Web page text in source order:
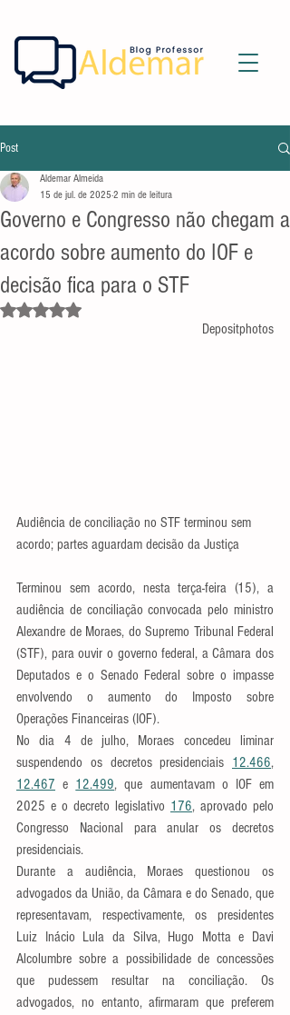
Post
Governo e Congresso não chegam a
acordo sobre aumento do IOF e
decisão fica para o STF
Aldemar Almeida
15 de jul. de 2025 2 min de leitura
Avaliado com NaN de 5 estrelas.
Depositphotos
Audiência de conciliação no STF terminou sem
acordo; partes aguardam decisão da Justiça
Terminou sem acordo, nesta terça-feira (15), a
audiência de conciliação convocada pelo ministro
Alexandre de Moraes, do Supremo Tribunal Federal
(STF), para ouvir o governo federal, a Câmara dos
Deputados e o Senado Federal sobre o impasse
envolvendo o aumento do Imposto sobre
Operações Financeiras (IOF).
No dia 4 de julho, Moraes concedeu liminar
suspendendo os decretos presidenciais 12.466
12.467 e 12.499, que aumentavam o IOF em
2025 e o decreto legislativo 176, aprovado pelo
Congresso Nacional para anular os decretos
presidenciais.
Durante a audiência, Moraes questionou os
advogados da União, da Câmara e do Senado, que
representavam, respectivamente, os presidentes
Luiz Inácio Lula da Silva, Hugo Motta e Davi
Alcolumbre sobre a possibilidade de concessões
que pudessem resultar na conciliação. Os
advogados, no entanto, afirmaram que preferem